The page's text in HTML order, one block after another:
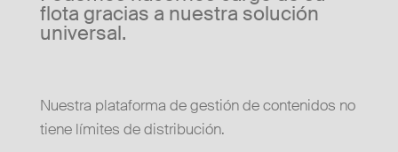
flota gracias a nuestra solución
universal.
Nuestra plataforma de gestión de contenidos no
tiene límites de distribución.